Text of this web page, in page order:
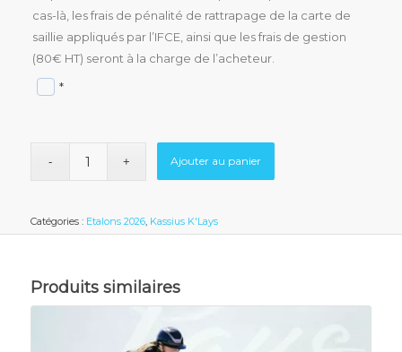
cas-là, les frais de pénalité de rattrapage de la carte de
saillie appliqués par l’IFCE, ainsi que les frais de gestion
(80€ HT) seront à la charge de l’acheteur.
*
Ajouter au panier
Catégories : Etalons 2026, Kassius K'Lays
Produits similaires